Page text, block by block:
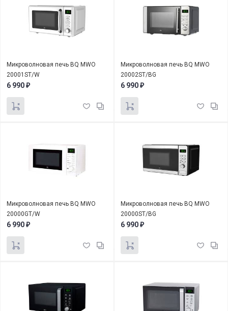
Микроволновая печь BQ MWO
20001ST/W
6 990 ₽
Микроволновая печь BQ MWO
20002ST/BG
6 990 ₽
Микроволновая печь BQ MWO
20000GT/W
6 990 ₽
Микроволновая печь BQ MWO
20000ST/BG
6 990 ₽